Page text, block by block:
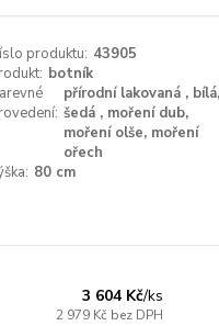
produktu: 43905
botník
přírodní lakovaná , bílá,
šedá , moření dub,
moření olše, moření
ořech
80 cm
3 604 Kč/ks
2 979 Kč bez DPH